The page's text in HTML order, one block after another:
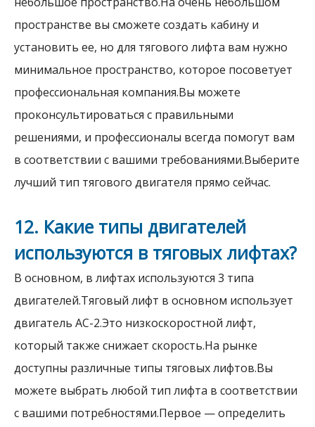
пространстве вы сможете создать кабину и
установить ее, но для тягового лифта вам нужно
минимальное пространство, которое посоветует
профессиональная компания.Вы можете
проконсультироваться с правильными
решениями, и профессионалы всегда помогут вам
в соответствии с вашими требованиями.Выберите
лучший тип тягового двигателя прямо сейчас.
12. Какие типы двигателей
используются в тяговых лифтах?
В основном, в лифтах используются 3 типа
двигателей.Тяговый лифт в основном использует
двигатель AC-2.Это низкоскоростной лифт,
который также снижает скорость.На рынке
доступны различные типы тяговых лифтов.Вы
можете выбрать любой тип лифта в соответствии
с вашими потребностями.Первое — определить